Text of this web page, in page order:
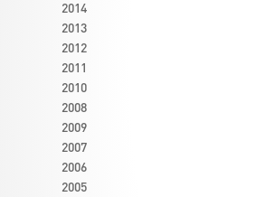
2014
2013
2012
2011
2010
2008
2009
2007
2006
2005